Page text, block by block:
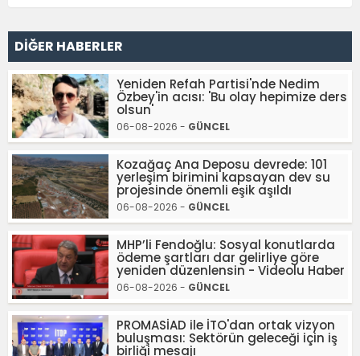
DİĞER HABERLER
Yeniden Refah Partisi'nde Nedim
Özbey'in acısı: 'Bu olay hepimize ders
olsun'
06-08-2026 - GÜNCEL
Kozağaç Ana Deposu devrede: 101
yerleşim birimini kapsayan dev su
projesinde önemli eşik aşıldı
06-08-2026 - GÜNCEL
MHP’li Fendoğlu: Sosyal konutlarda
ödeme şartları dar gelirliye göre
yeniden düzenlensin - Videolu Haber
06-08-2026 - GÜNCEL
PROMASİAD ile İTO'dan ortak vizyon
buluşması: Sektörün geleceği için iş
birliği mesajı